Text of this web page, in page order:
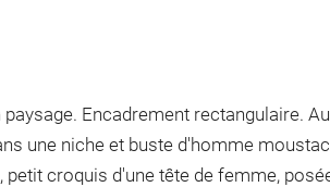
Encadrement rectangulaire.
une niche et buste d'homme
petit croquis d'une tête de femme,